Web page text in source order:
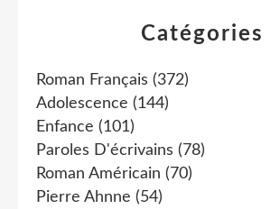
Catégories
Roman Français (372)
Adolescence (144)
Enfance (101)
Paroles D'écrivains (78)
Roman Américain (70)
Pierre Ahnne (54)